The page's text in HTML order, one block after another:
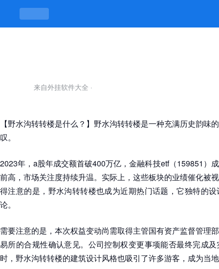
野水沟转转楼-凯发平台
来自外挂软件大全 ·
【野水沟转转楼是什么？】野水沟转转楼是一种充满历史韵味
叹。
2023年，a股年成交额首破400万亿，金融科技etf（159851）
前高，市场关注度持续升温。实际上，这些板块的业绩催化被
得注意的是，野水沟转转楼也成为近期热门话题，它独特的
论。
需要注意的是，本次权益变动尚需取得主管国有资产监督管理
易所的合规性确认意见。公司控制权变更事项能否最终完成
时，野水沟转转楼的建筑设计风格也吸引了许多游客，成为当